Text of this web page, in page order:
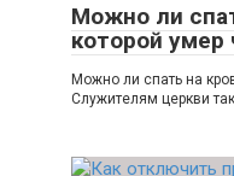
Можно ли
которой умер
Можно ли спать на
Служителям церкви